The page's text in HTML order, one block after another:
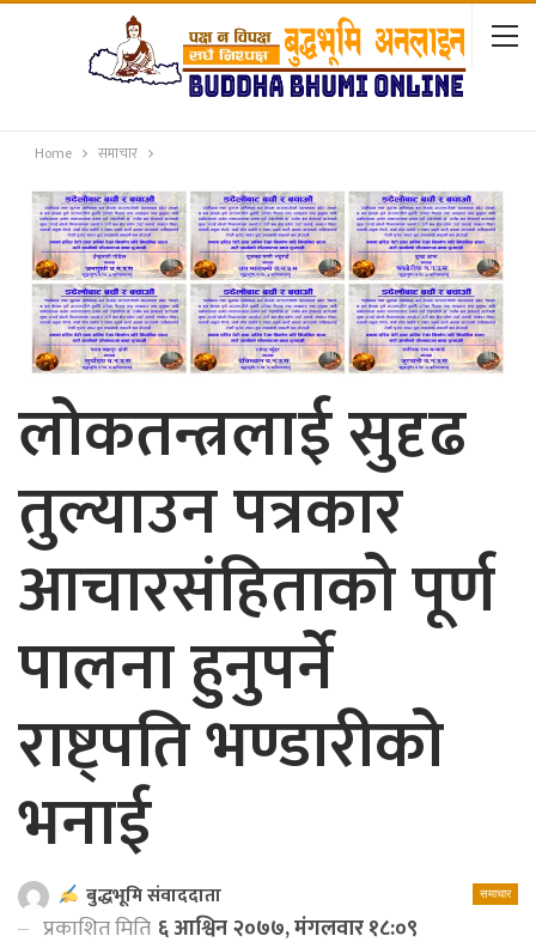
Home समाचार
लोकतन्त्रलाई सुदृढ
तुल्याउन पत्रकार
आचारसंहिताको पूर्ण
पालना हुुनुपर्ने
राष्ट्पति भण्डारीको
भनाई
समाचार
बुद्धभूमि संवाददाता
प्रकाशित मिति ६ आश्विन २०७७, मंगलवार १८:०९